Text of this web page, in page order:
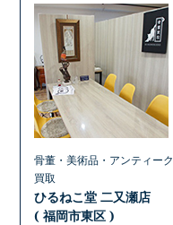
骨董・美術品・アンティーク
買取
ひるねこ堂 二又瀬店
( 福岡市東区 )